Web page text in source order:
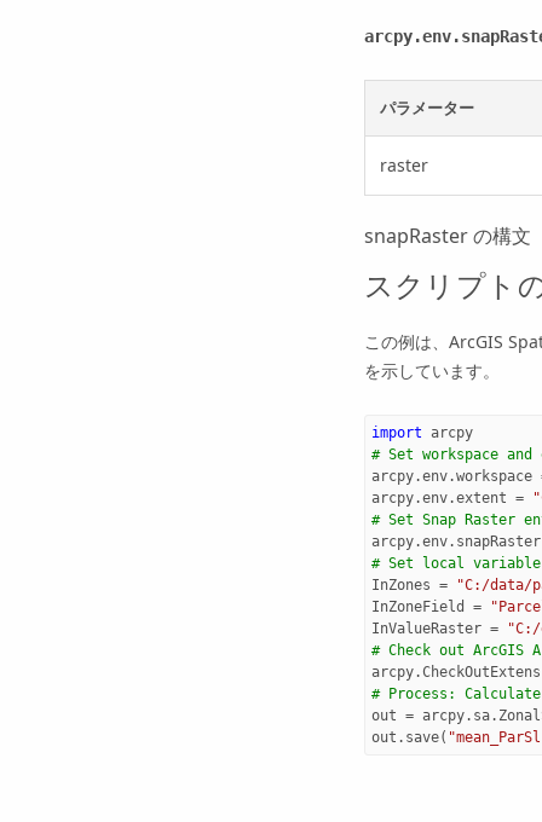
パラメーター
raster
snapRaster の構文
スクリプト
この例は、 ArcGIS
を示しています。
import arcpy
# Set workspace
arcpy.env.workspace
arcpy.env.extent =
# Set Snap Raster
arcpy.env. snapRaster
# Set local
InZones =
"C:/data/
InZoneField
=
InValueRaster =
# Check out ArcGIS
arcpy.
# Process:
out = arcpy. sa.
out . save(